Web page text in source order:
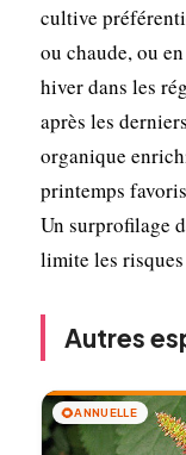
cultive
ou chaude, ou
hiver dans les
après les
organique
printemps
Un surprofilage
limite les
Autres
🌻ANNUELLE